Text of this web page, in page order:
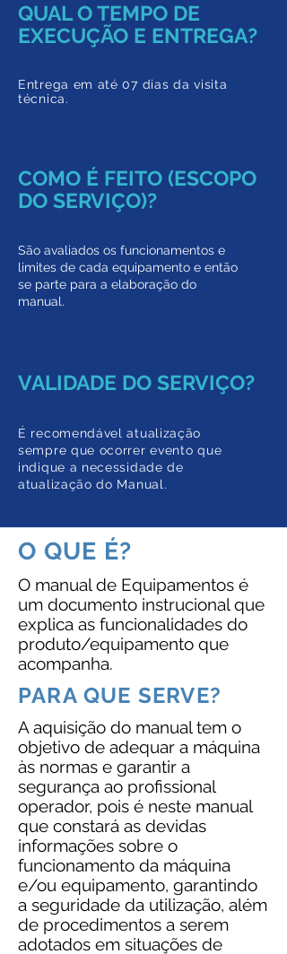
QUAL O TEMPO DE
EXECUÇÃO E ENTREGA?
Entrega em até 07 dias da visita
técnica.
COMO É FEITO (ESCOPO
DO SERVIÇO)?
São avaliados os funcionamentos e
limites de cada equipamento e então
se parte para a elaboração do
manual.
VALIDADE DO SERVIÇO?
É recomendável atualização
sempre que ocorrer evento que
indique a necessidade de
atualização do Manual.
O QUE É?
O manual de Equipamentos é
um documento instrucional que
explica as funcionalidades do
produto/equipamento que
acompanha.
PARA QUE SERVE?
A aquisição do manual tem o
objetivo de adequar a máquina
às normas e garantir a
segurança ao profissional
operador, pois é neste manual
que constará as devidas
informações sobre o
funcionamento da máquina
e/ou equipamento, garantindo
a seguridade da utilização, além
de procedimentos a serem
adotados em situações de